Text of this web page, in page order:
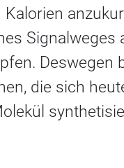
die sich